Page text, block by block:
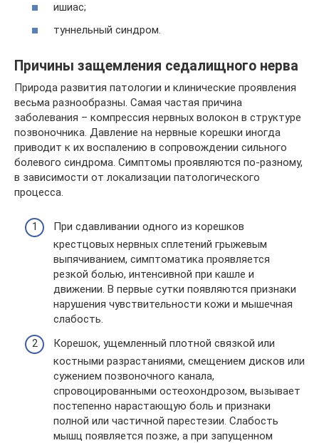
ишиас;
туннельный синдром.
Причины защемления седалищного нерва
Природа развития патологии и клинические проявления
весьма разнообразны. Самая частая причина
заболевания – компрессия нервных волокон в структуре
позвоночника. Давление на нервные корешки иногда
приводит к их воспалению в сопровождении сильного
болевого синдрома. Симптомы проявляются по-разному,
в зависимости от локализации патологического
процесса.
При сдавливании одного из корешков
крестцовых нервных сплетений грыжевым
выпячиванием, симптоматика проявляется
резкой болью, интенсивной при кашле и
движении. В первые сутки появляются признаки
нарушения чувствительности кожи и мышечная
слабость.
Корешок, ущемленный плотной связкой или
костными разрастаниями, смещением дисков или
сужением позвоночного канала,
спровоцированными остеохондрозом, вызывает
постепенно нарастающую боль и признаки
полной или частичной парестезии. Слабость
мышц появляется позже, а при запущенном